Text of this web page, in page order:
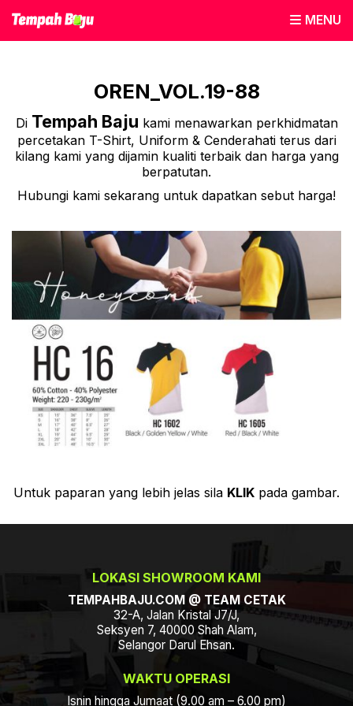
MENU
OREN_VOL.19-88
Di Tempah Baju kami menawarkan perkhidmatan
percetakan T-Shirt, Uniform & Cenderahati terus dari
kilang kami yang dijamin kualiti terbaik dan harga yang
berpatutan.
Hubungi kami sekarang untuk dapatkan sebut harga!
Untuk paparan yang lebih jelas sila KLIK pada gambar.
LOKASI SHOWROOM KAMI
TEMPAHBAJU.COM @ TEAM CETAK
32-A, Jalan Kristal J7/J,
Seksyen 7, 40000 Shah Alam,
Selangor Darul Ehsan.
WAKTU OPERASI
Isnin hingga Jumaat (9.00 am – 6.00 pm)